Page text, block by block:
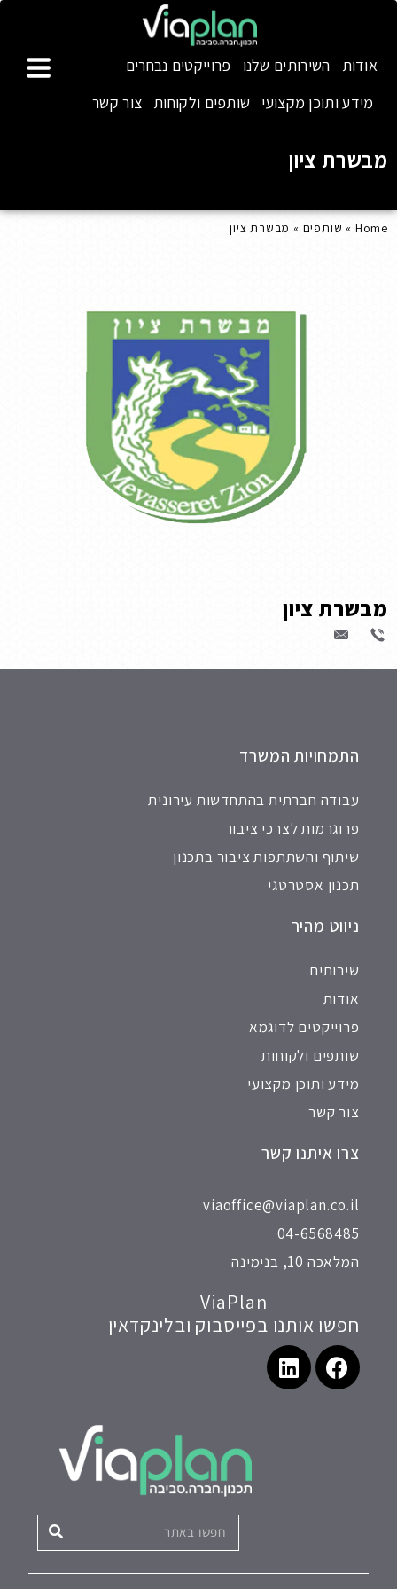
אודות השירותים שלנו
פרוייקטים נבחרים
מידע ותוכן מקצועי
שותפים ולקוחות צור קשר
מבשרת ציון
Home
» שותפים » מבשרת ציון
מבשרת ציון
התמחויות המשרד
עבודה חברתית בהתחדשות עירונית
פרוגרמות לצרכי ציבור
שיתוף והשתתפות ציבור בתכנון
תכנון אסטרטגי
ניווט מהיר
שירותים
אודות
פרוייקטים לדוגמא
שותפים ולקוחות
מידע ותוכן מקצועי
צור קשר
צרו איתנו קשר
viaoffice@viaplan.co.il
04-6568485
המלאכה 10, בנימינה
ViaPlan
חפשו אותנו בפייסבוק ובלינקדאין